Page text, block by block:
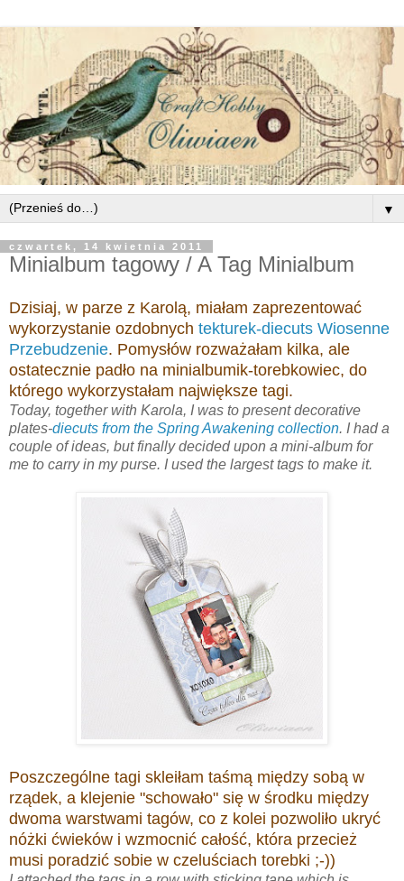
▼
czwartek, 14 kwietnia 2011
Minialbum tagowy / A Tag Minialbum
Dzisiaj, w parze z Karolą, miałam zaprezentować
wykorzystanie ozdobnych tekturek-diecuts Wiosenne
Przebudzenie. Pomysłów rozważałam kilka, ale
ostatecznie padło na minialbumik-torebkowiec, do
którego wykorzystałam największe tagi.
Today, together with Karola, I was to present decorative
plates-diecuts from the Spring Awakening collection. I had a
couple of ideas, but finally decided upon a mini-album for
me to carry in my purse. I used the largest tags to make it.
Poszczególne tagi skleiłam taśmą między sobą w
rządek, a klejenie "schowało" się w środku między
dwoma warstwami tagów, co z kolei pozwoliło ukryć
nóżki ćwieków i wzmocnić całość, która przecież
musi poradzić sobie w czeluściach torebki ;-))